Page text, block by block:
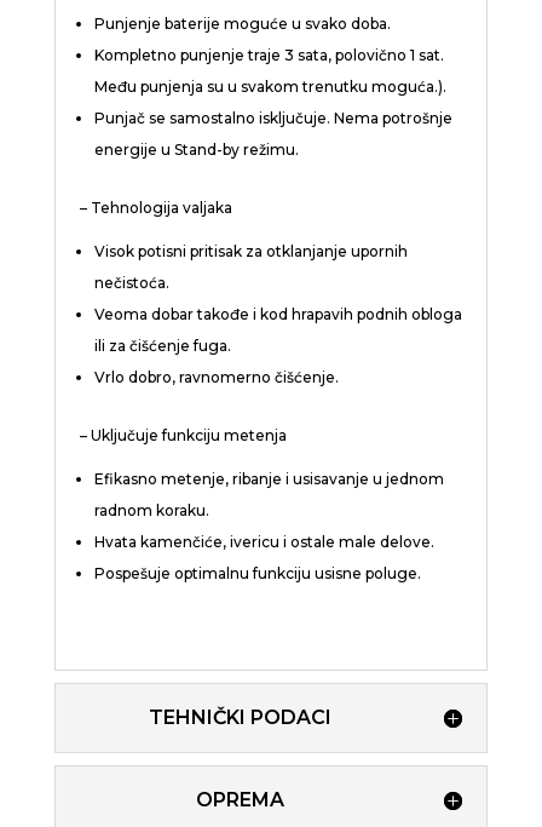
Punjenje baterije moguće u svako doba.
Kompletno punjenje traje 3 sata, polovično 1 sat.
Među punjenja su u svakom trenutku moguća.).
Punjač se samostalno isključuje. Nema potrošnje
energije u Stand-by režimu.
– Tehnologija valjaka
Visok potisni pritisak za otklanjanje upornih
nečistoća.
Veoma dobar takođe i kod hrapavih podnih obloga
ili za čišćenje fuga.
Vrlo dobro, ravnomerno čišćenje.
– Uključuje funkciju metenja
Efikasno metenje, ribanje i usisavanje u jednom
radnom koraku.
Hvata kamenčiće, ivericu i ostale male delove.
Pospešuje optimalnu funkciju usisne poluge.
TEHNIČKI PODACI
OPREMA